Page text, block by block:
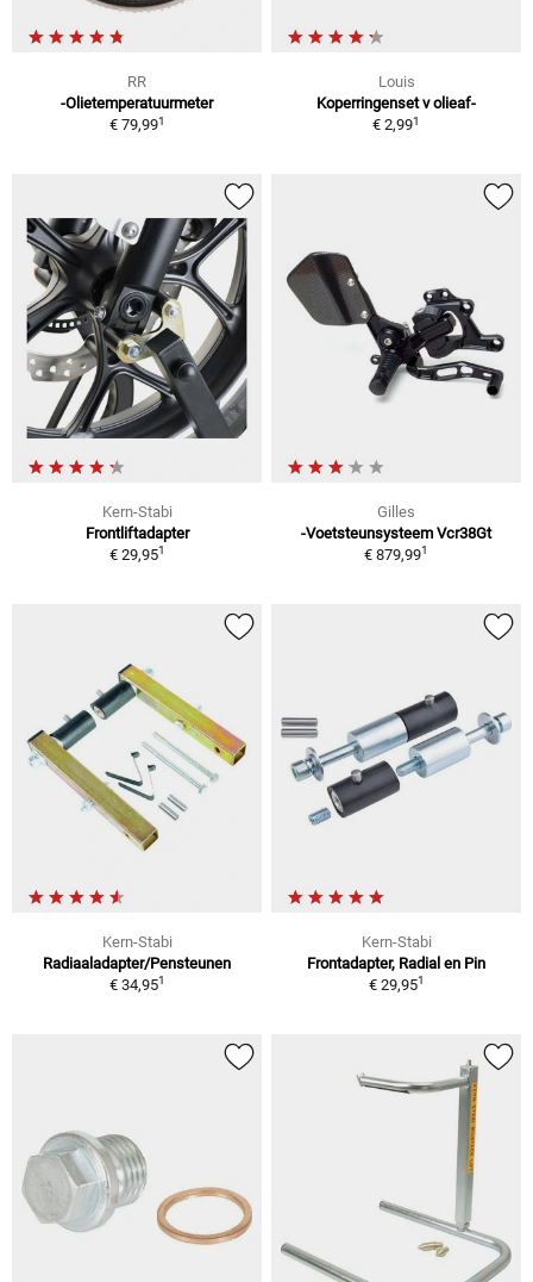
RR
-Olietemperatuurmeter
€ 79,991
Louis
Koperringenset v olieaf-
€ 2,991
Kern-Stabi
Frontliftadapter
€ 29,951
Gilles
-Voetsteunsysteem Vcr38Gt
€ 879,991
Kern-Stabi
Radiaaladapter/Pensteunen
€ 34,951
Kern-Stabi
Frontadapter, Radial en Pin
€ 29,951